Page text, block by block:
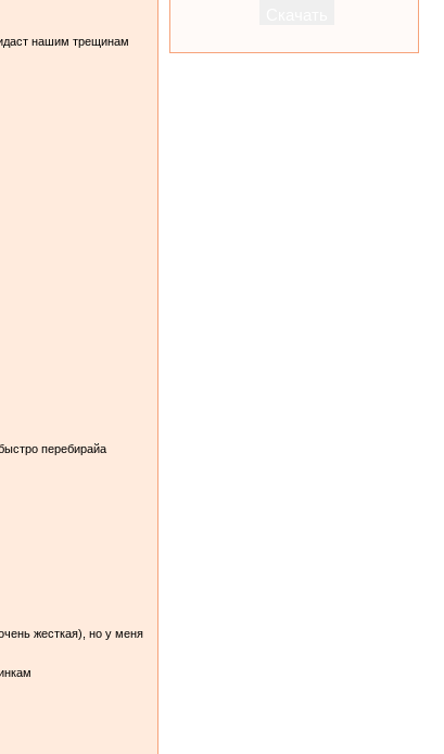
нашим трещинам
перебирайа
жесткая), но у меня